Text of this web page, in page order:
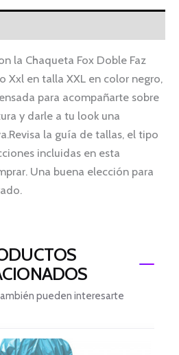
la Chaqueta Fox Doble Faz
Xxl en talla XXL en color negro,
para acompañarte sobre
y darle a tu look una
la guía de tallas, el tipo
incluidas en esta
Una buena elección para
pueden interesarte